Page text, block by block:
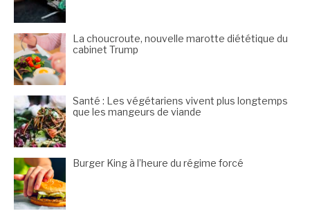
La choucroute, nouvelle marotte diététique du
cabinet Trump
Santé : Les végétariens vivent plus longtemps
que les mangeurs de viande
Burger King à l’heure du régime forcé